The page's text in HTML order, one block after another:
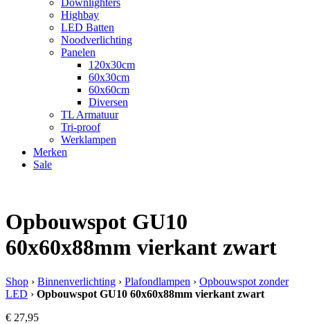
Downlighters
Highbay
LED Batten
Noodverlichting
Panelen
120x30cm
60x30cm
60x60cm
Diversen
TL Armatuur
Tri-proof
Werklampen
Merken
Sale
Opbouwspot GU10
60x60x88mm vierkant zwart
Shop › Binnenverlichting › Plafondlampen › Opbouwspot zonder
LED › Opbouwspot GU10 60x60x88mm vierkant zwart
€ 27,95